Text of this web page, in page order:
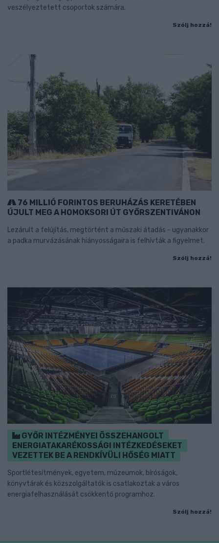
veszélyeztetett csoportok számára.
Szólj hozzá!
76 MILLIÓ FORINTOS BERUHÁZÁS KERETÉBEN
ÚJULT MEG A HOMOKSORI ÚT GYŐRSZENTIVÁNON
Lezárult a felújítás, megtörtént a műszaki átadás - ugyanakkor
a padka murvázásának hiányosságaira is felhívták a figyelmet.
Szólj hozzá!
GYŐR INTÉZMÉNYEI ÖSSZEHANGOLT
ENERGIATAKARÉKOSSÁGI INTÉZKEDÉSEKET
VEZETTEK BE A RENDKÍVÜLI HŐSÉG MIATT
Sportlétesítmények, egyetem, múzeumok, bíróságok,
könyvtárak és közszolgáltatók is csatlakoztak a város
energiafelhasználását csökkentő programhoz.
Szólj hozzá!